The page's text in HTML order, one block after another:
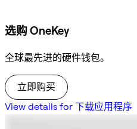
选购 OneKey
全球最先进的硬件钱包。
立即购买
View details for 下载应用程序